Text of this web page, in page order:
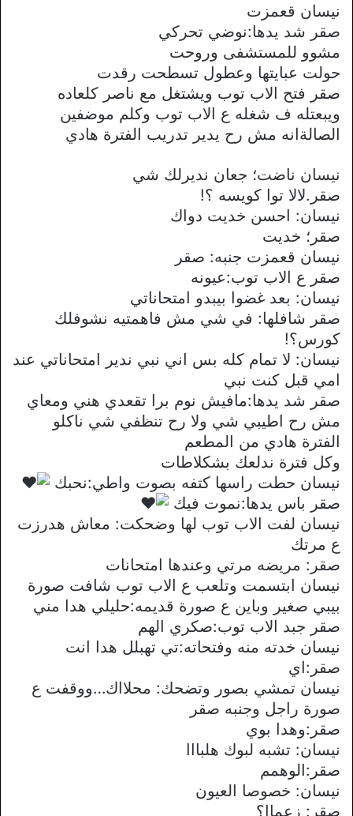
نيسان قعمزت
صقر شد يدها:نوضي تحركي
مشوو للمستشفى وروحت
حولت عبايتها وعطول تسطحت رقدت
صقر فتح الاب توب ويشتغل مع ناصر كلعاده
ويبعتله ف شغله ع الاب توب وكلم موضفين
الصالةانه مش رح يدير تدريب الفترة هادي
نيسان ناضت؛ جعان نديرلك شي
صقر.لالا توا كويسه ؟!
نيسان: احسن خديت دواك
صقر؛ خديت
نيسان قعمزت جنبه: صقر
صقر ع الاب توب:عيونه
نيسان: بعد غضوا بيبدو امتحاناتي
صقر شافلها: في شي مش فاهمتيه نشوفلك
كورس؟!
نيسان: لا تمام كله بس اني نبي ندير امتحاناتي عند
امي قبل كنت نبي
صقر شد يدها:مافيش نوم برا تقعدي هني ومعاي
مش رح اطيبي شي ولا رح تنظفي شي ناكلو
الفترة هادي من المطعم
وكل فترة ندلعك بشكلاطات
نيسان حطت راسها كتفه بصوت واطي:نحبك
صقر باس يدها:نموت فيك
نيسان لفت الاب توب لها وضحكت: معاش هدرزت
ع مرتك
صقر: مريضه مرتي وعندها امتحانات
نيسان ابتسمت وتلعب ع الاب توب شافت صورة
بيبي صغير وباين ع صورة قديمه:حليلي هدا مني
صقر جبد الاب توب:صكري الهم
نيسان خدته منه وفتحاته:تي تهبلل هدا انت
صقر:اي
نيسان تمشي بصور وتضحك: محلااك…ووقفت ع
صورة راجل وجنبه صقر
صقر:وهدا بوي
نيسان: تشبه لبوك هلبااا
صقر:الوهمم
نيسان: خصوصا العيون
صقر: زعماا؟